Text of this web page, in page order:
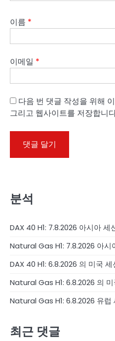
이름 *
이메일 *
다음 번 댓글 작성을 위해
그리고 웹사이트를 저장합니
분석
DAX 40 H1: 7.8.2026 아시아 세
Natural Gas H1: 7.8.2026 아시
DAX 40 H1: 6.8.2026 의 미국
Natural Gas H1: 6.8.2026 의
Natural Gas H1: 6.8.2026 유럽
최근 댓글